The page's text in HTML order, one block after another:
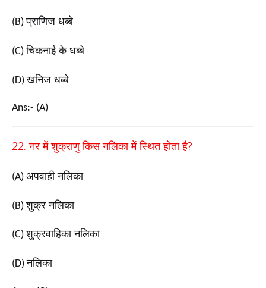
(B)प्राणिज धब्बे
(C)चिकनाई के धब्बे
(D)खनिज धब्बे
Ans:- (A)
22.नर में शुक्राणु किस नलिका में स्थित होता है?
(A) अपवाही नलिका
(B)शुक्र नलिका
(C)शुक्रवाहिका नलिका
(D)नलिका